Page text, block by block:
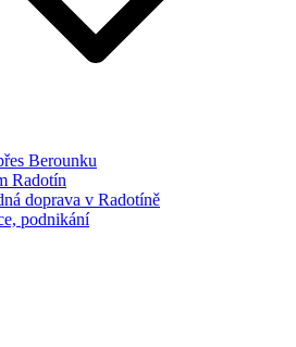
Berounku
Radotín
doprava v Radotíně
podnikání